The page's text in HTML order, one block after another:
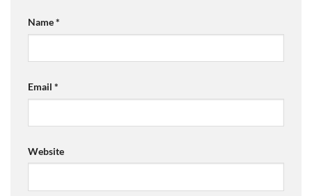
Name*
Email *
Website